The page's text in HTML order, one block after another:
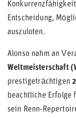
Entscheidung,
auszuloten.
Alonso nahm an
Weltmeisterschaft
prestigeträchtigen2
beachtliche Erfolge
sein Renn-